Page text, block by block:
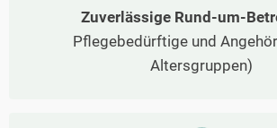
Zuverlässige Rund-um-
Pflegebedürftige und
Altersgruppen)